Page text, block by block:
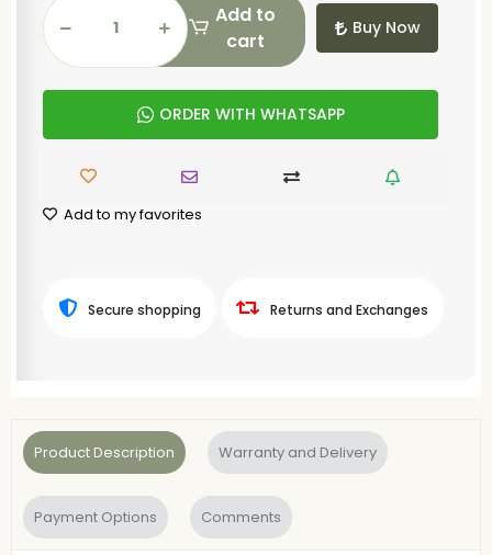
Add to
cart
Buy Now
ORDER WITH WHATSAPP
Add to my favorites
Secure shopping Returns and Exchanges
Product Description Warranty and Delivery
Payment Options Comments